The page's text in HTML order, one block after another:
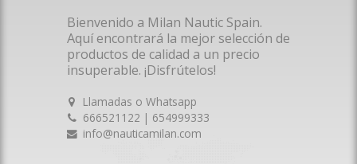
Bienvenido a Milan Nautic Spain.
Aquí encontrará la mejor selección de
productos de calidad a un precio
insuperable. ¡Disfrútelos!
Llamadas o Whatsapp
666521122 | 654999333
info@nauticamilan.com